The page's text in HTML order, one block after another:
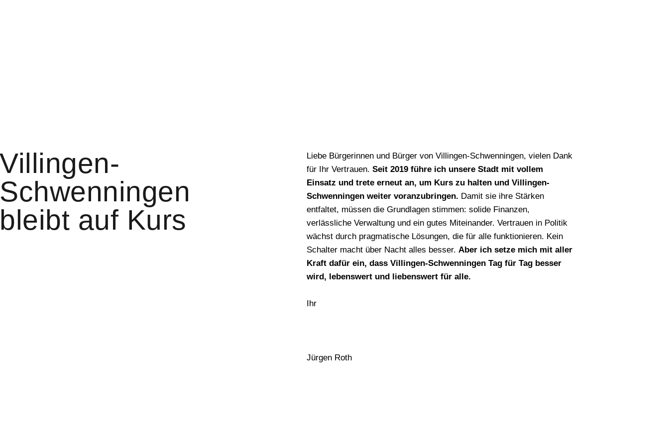
Villingen-
Schwenningen
bleibt auf Kurs
Liebe Bürgerinnen und Bürger von Villingen-Schwenningen, vielen Dank
für Ihr Vertrauen.Seit 2019 führe ich unsere Stadt mit vollem
Einsatz und trete erneut an, um Kurs zu halten und Villingen-
Schwenningen weiter voranzubringen. Damit sie ihre Stärken
entfaltet, müssen die Grundlagen stimmen: solide Finanzen,
verlässliche Verwaltung und ein gutes Miteinander. Vertrauen in Politik
wächst durch pragmatische Lösungen, die für alle funktionieren. Kein
Schalter macht über Nacht alles besser.Aber ich setze mich mit aller
Kraft dafür ein, dass Villingen-Schwenningen Tag für Tag besser
wird, lebenswert und liebenswert für alle.
Ihr
Jürgen Roth